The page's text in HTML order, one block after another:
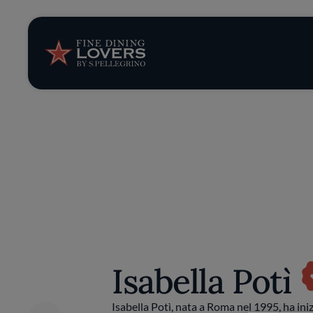
Storie e
Ricette
Isabella Potì
Isabella Potì, nata a Roma nel 1995, ha